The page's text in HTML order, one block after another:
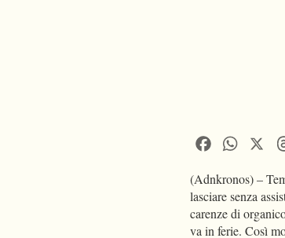
Facebook
(Adnkronos) –
lasciare senza
carenze di
va in ferie. Così